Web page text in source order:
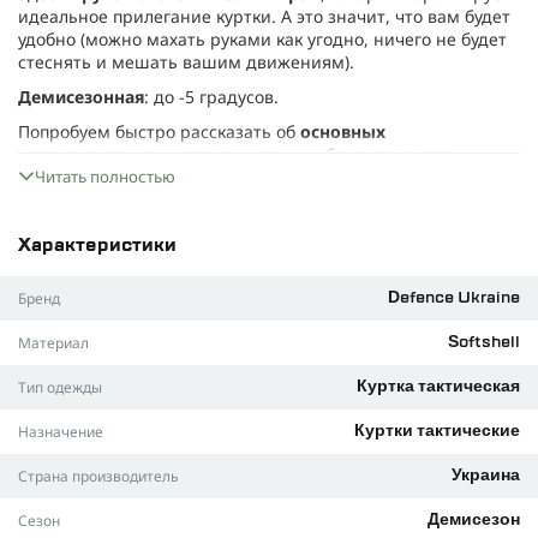
идеальное прилегание куртки. А это значит, что вам будет
удобно (можно махать руками как угодно, ничего не будет
стеснять и мешать вашим движениям).
Демисезонная: до -5 градусов.
Попробуем быстро рассказать об основных
характеристиках, которые вам необходимо знать о
"Хантер":
защиту от дождя, снега и ветра. Ни один зонтик не
влаги. Когда на улице плохая погода, обычные куртки
промерзанию всего тела. Однако благодаря софтшеллу,
Сухая куртка - сухой вы.
флисовый слой, который входит в состав материала, не
позволит вам ощущать холода, так как он удерживает
тепло вашего тела и выводит излишнюю влагу. Носить
Читать полностью
Характеристики
Бренд Defence Ukraine
Материал Softshell
Тип одежды Куртка тактическая
Назначение Куртки тактические
Страна производитель Украина
Сезон Демисезон